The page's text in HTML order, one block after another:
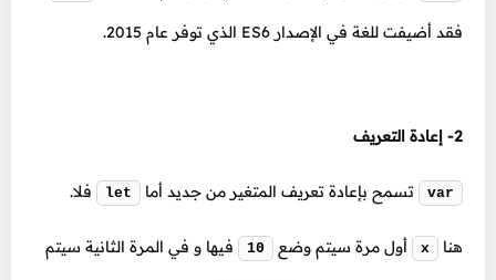
فقد أضيفت للغة في الإصدار ES6 الذي توفر عام 2015.
2- إعادة التعريف
var تسمح بإعادة تعريف المتغير من جديد أما let فلا.
هنا x أول مرة سيتم وضع 10 فيها و في المرة الثانية سيتم